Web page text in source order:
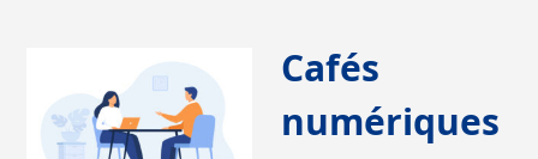
Cafés
numériques